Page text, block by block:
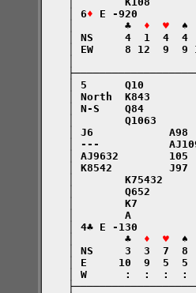
    │ 6
♦ E -920
    │        ♣
♦  ♥
♠
│ NS     4  1  4  4
│ EW     8 12  9  9
│ 5      Q10
│ North  K843
│ N-S    Q84
│        Q1063
│ J6            A98
│ ---
│ AJ9632        105
│ K8542         J97
│        K75432
│        Q652
│        K7
│        A
│ 4♣ E -130
    │        ♣
♦  ♥
♠
│ NS     3  3  7  8
│ E     10  9  5  5
│ W      :  :  :  :